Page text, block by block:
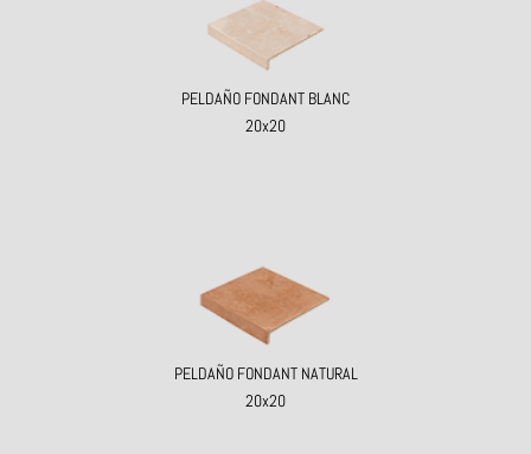
PELDAÑO FONDANT BLANC
20x20
PELDAÑO FONDANT NATURAL
20x20